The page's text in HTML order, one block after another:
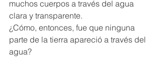
muchos cuerpos a través del agua
clara y transparente.
¿Cómo, entonces, fue que ninguna
parte de la tierra apareció a través del
agua?